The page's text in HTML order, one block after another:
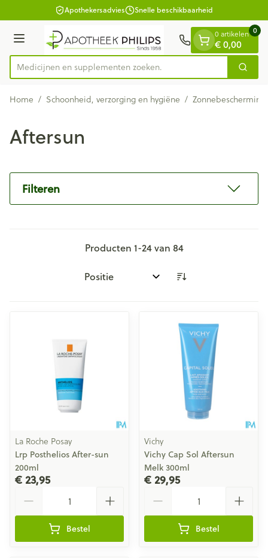
Ga naar de inhoudApothekersadvies Snelle beschikbaarheid
Menu
Product, merk, categorie...
Medicijnen en sup Zoek
0 artikelen
€ 0,00
0
Home / Schoonheid, verzorging en hygiëne / Zonnebescherming
Aftersun
Filteren
Producten 1-24van 84
Sorteer op:
La Roche Posay
Lrp Posthelios After-sun
200ml
€ 23,95
Bestel
Vichy
Vichy Cap Sol Aftersun
Melk 300ml
€ 29,95
Bestel